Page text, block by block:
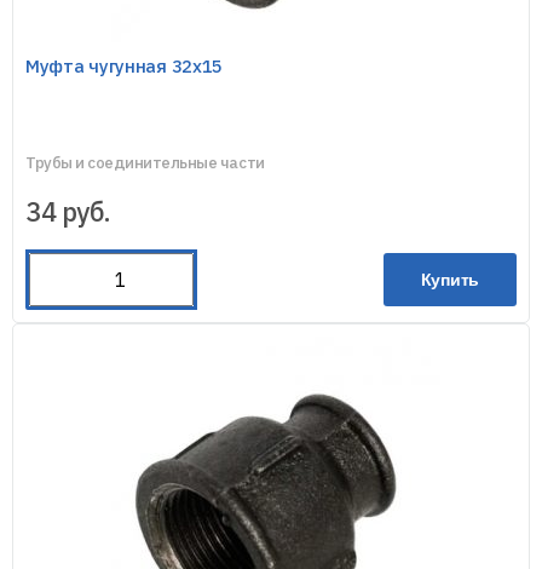
Муфта чугунная 32х15
Трубы и соединительные части
34 руб.
Купить